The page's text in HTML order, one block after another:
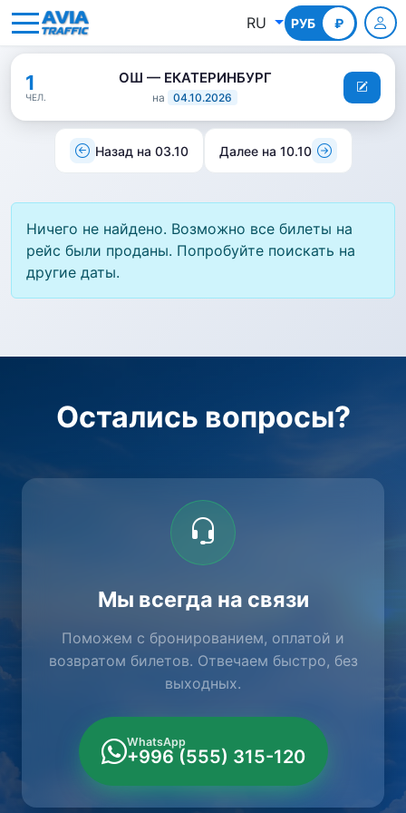
RU РУБ ₽
КГС
1
ЧЕЛ.
ОШ — ЕКАТЕРИНБУРГ
на 04.10.2026
Назад на 03.10 Далее на 10.10
Ничего не найдено. Возможно все билеты на
рейс были проданы. Попробуйте поискать на
другие даты.
Остались вопросы?
Мы всегда на связи
Поможем с бронированием, оплатой и
возвратом билетов. Отвечаем быстро, без
выходных.
WhatsApp
+996 (555) 315-120